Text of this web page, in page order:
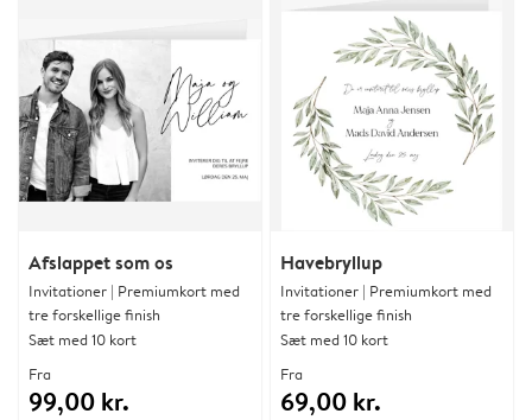
Afslappet som os
Invitationer | Premiumkort med
tre forskellige finish
Sæt med 10 kort
Fra
99,00 kr.
Havebryllup
Invitationer | Premiumkort med
tre forskellige finish
Sæt med 10 kort
Fra
69,00 kr.